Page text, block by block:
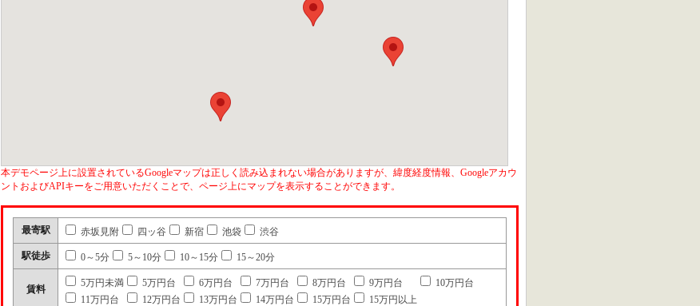
本デモページ上に設置されているGoogleマップは正しく読み込まれない場合がありますが、緯度経度情報、Googleアカウ
ントおよびAPIキーをご用意いただくことで、ページ上にマップを表示することができます。
最寄駅 赤坂見附 四ッ谷 新宿 池袋 渋谷
駅徒歩 0～5分 5～10分 10～15分 15～20分
賃料
5万円未満 5万円台 6万円台 7万円台 8万円台 9万円台
10万円台
11万円台
12万円台 13万円台 14万円台 15万円台 15万円以上